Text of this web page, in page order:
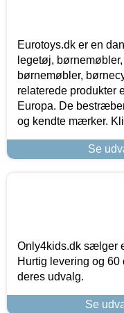
Eurotoys.dk er en
legetøj,
børnemøbler,
relaterede produkter
Europa. De
og kendte mærker.
Se
Only4kids.dk sælger
Hurtig levering og 60
deres udvalg.
Se